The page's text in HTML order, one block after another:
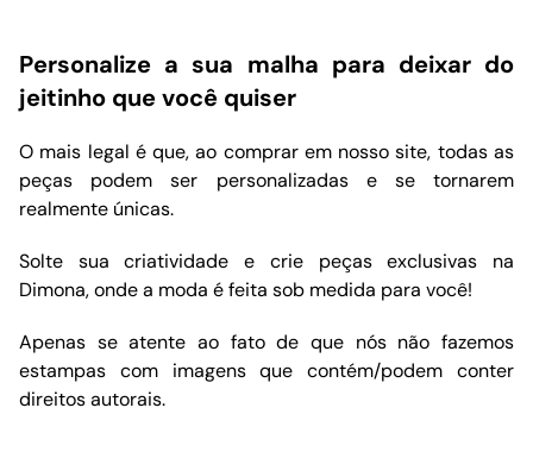
Personalize a sua malha para deixar do
jeitinho que você quiser
O mais legal é que, ao comprar em nosso site, todas as
peças podem ser personalizadas e se tornarem
realmente únicas.
Solte sua criatividade e crie peças exclusivas na
Dimona, onde a moda é feita sob medida para você!
Apenas se atente ao fato de que nós não fazemos
estampas com imagens que contém/podem conter
direitos autorais.